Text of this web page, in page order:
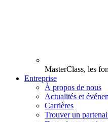
MasterClass, les
Entreprise
À propos de nous
Actualités et
Carrières
Trouver un